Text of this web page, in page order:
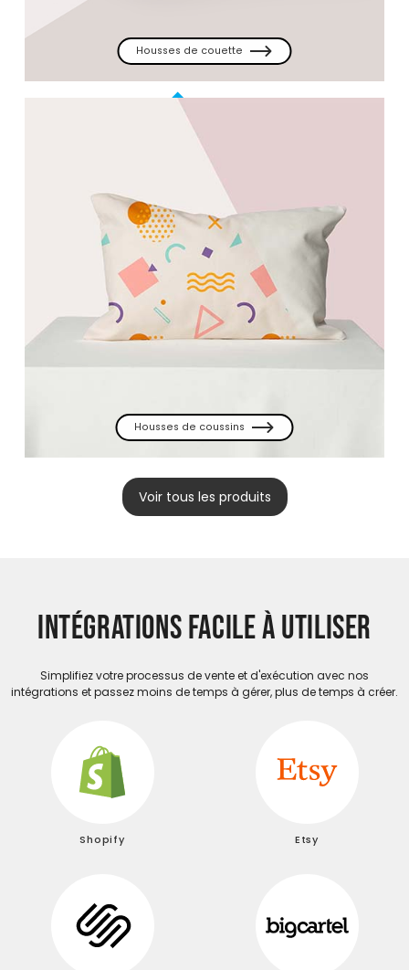
Housses de couette
Housses de coussins
Voir tous les produits
INTÉGRATIONS FACILE À UTILISER
Simplifiez votre processus de vente et d'exécution avec nos
intégrations et passez moins de temps à gérer, plus de temps à créer.
Shopify Etsy